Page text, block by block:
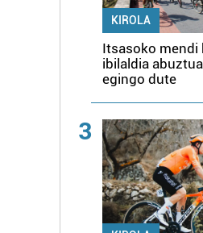
KIROLA
Itsasoko mendi
ibilaldia
egingo dute
3